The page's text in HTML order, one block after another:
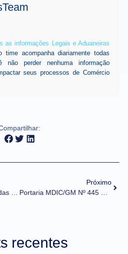
as informações Legais e Aduaneiras
time acompanha diariamente todas
não perder nenhuma informação
seus processos de Comércio
Próximo
recentes